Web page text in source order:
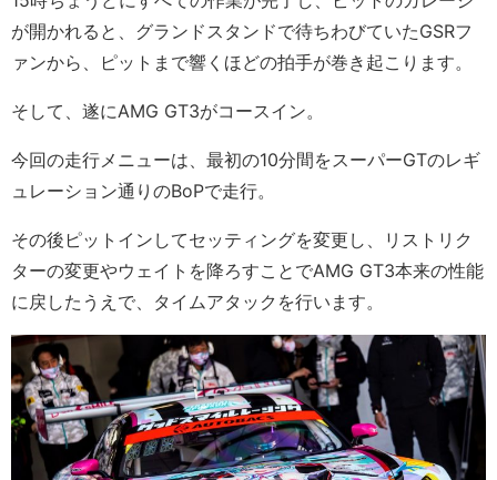
が開かれると、グランドスタンドで待ちわびていたGSRフ
ァンから、ピットまで響くほどの拍手が巻き起こります。
そして、遂にAMG GT3がコースイン。
今回の走行メニューは、最初の10分間をスーパーGTのレギ
ュレーション通りのBoPで走行。
その後ピットインしてセッティングを変更し、リストリク
ターの変更やウェイトを降ろすことでAMG GT3本来の性能
に戻したうえで、タイムアタックを行います。